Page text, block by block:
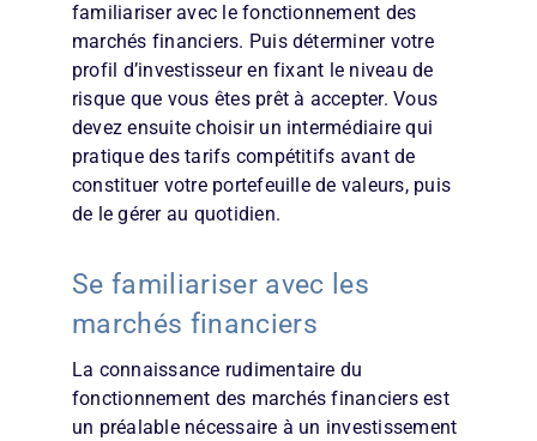
familiariser avec le fonctionnement des
marchés financiers. Puis déterminer votre
profil d’investisseur en fixant le niveau de
risque que vous êtes prêt à accepter. Vous
devez ensuite choisir un intermédiaire qui
pratique des tarifs compétitifs avant de
constituer votre portefeuille de valeurs, puis
de le gérer au quotidien.
Se familiariser avec les
marchés financiers
La connaissance rudimentaire du
fonctionnement des marchés financiers est
un préalable nécessaire à un investissement